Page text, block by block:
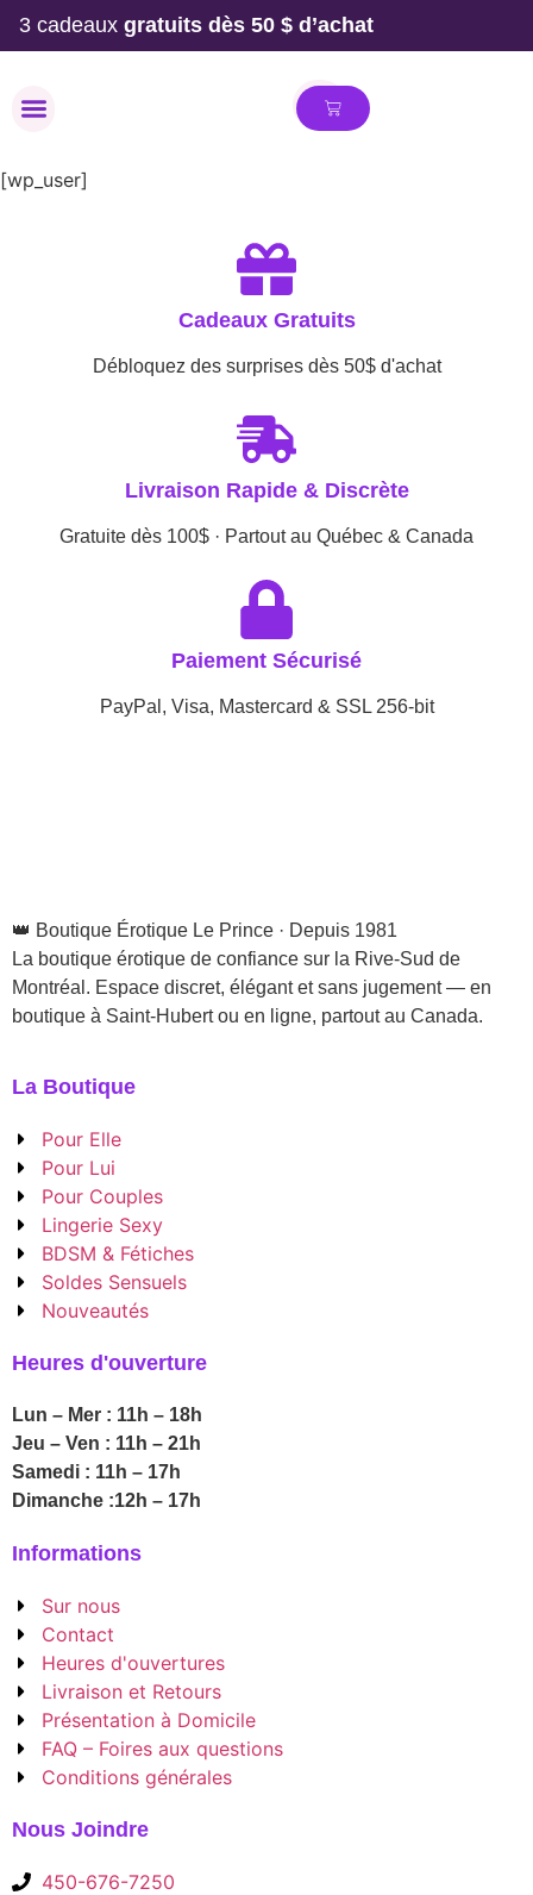
3 cadeaux gratuits dès 50 $ d’achat
[wp_user]
Cadeaux Gratuits
Débloquez des surprises dès 50$ d'achat
Livraison Rapide & Discrète
Gratuite dès 100$ · Partout au Québec & Canada
Paiement Sécurisé
PayPal, Visa, Mastercard & SSL 256-bit
👑 Boutique Érotique Le Prince · Depuis 1981
La boutique érotique de confiance sur la Rive-Sud de
Montréal. Espace discret, élégant et sans jugement — en
boutique à Saint-Hubert ou en ligne, partout au Canada.
La Boutique
Pour Elle
Pour Lui
Pour Couples
Lingerie Sexy
BDSM & Fétiches
Soldes Sensuels
Nouveautés
Heures d'ouverture
Lun – Mer : 11h – 18h
Jeu – Ven : 11h – 21h
Samedi : 11h – 17h
Dimanche :12h – 17h
Informations
Sur nous
Contact
Heures d'ouvertures
Livraison et Retours
Présentation à Domicile
FAQ – Foires aux questions
Conditions générales
Nous Joindre
450-676-7250